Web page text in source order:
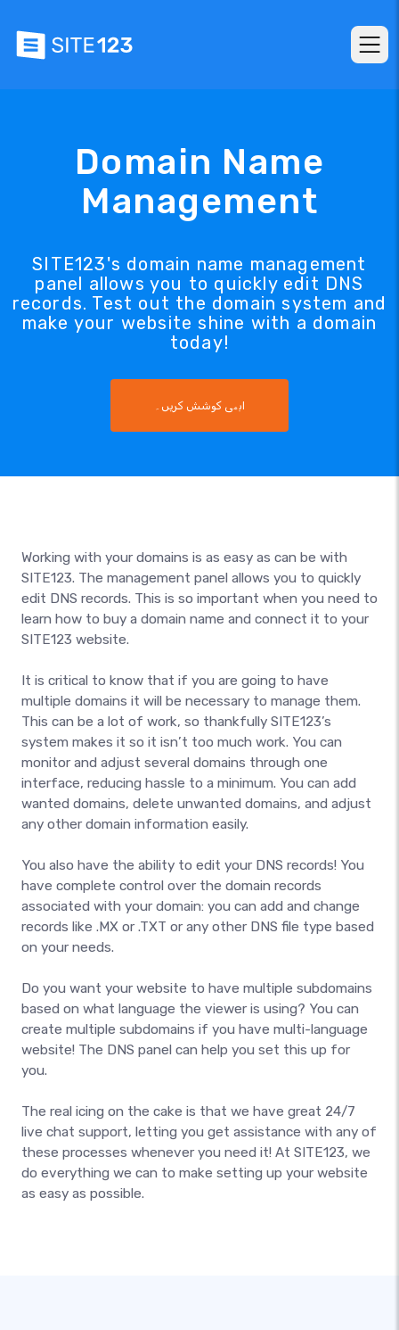
Domain Name
Management
SITE123's domain name management
panel allows you to quickly edit DNS
records. Test out the domain system and
make your website shine with a domain
today!
ابھی کوشش کریں۔
Working with your domains is as easy as can be with
SITE123. The management panel allows you to quickly
edit DNS records. This is so important when you need to
learn how to buy a domain name and connect it to your
SITE123 website.
It is critical to know that if you are going to have
multiple domains it will be necessary to manage them.
This can be a lot of work, so thankfully SITE123’s
system makes it so it isn’t too much work. You can
monitor and adjust several domains through one
interface, reducing hassle to a minimum. You can add
wanted domains, delete unwanted domains, and adjust
any other domain information easily.
You also have the ability to edit your DNS records! You
have complete control over the domain records
associated with your domain: you can add and change
records like .MX or .TXT or any other DNS file type based
on your needs.
Do you want your website to have multiple subdomains
based on what language the viewer is using? You can
create multiple subdomains if you have multi-language
website! The DNS panel can help you set this up for
you.
The real icing on the cake is that we have great 24/7
live chat support, letting you get assistance with any of
these processes whenever you need it! At SITE123, we
do everything we can to make setting up your website
as easy as possible.